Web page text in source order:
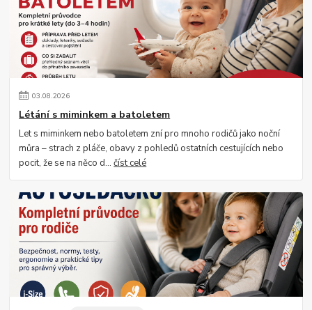
03.08.2026
Létání s miminkem a batoletem
Let s miminkem nebo batoletem zní pro mnoho rodičů jako noční
můra – strach z pláče, obavy z pohledů ostatních cestujících nebo
pocit, že se na něco d...číst celé